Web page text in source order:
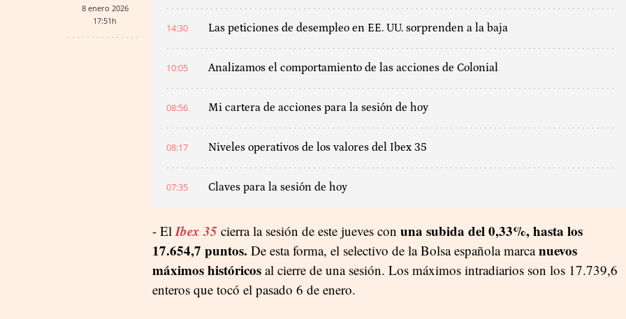
8 enero 2026
17:51h
14:30 Las peticiones de desempleo en EE. UU. sorprenden a la baja
10:05 Analizamos el comportamiento de las acciones de Colonial
08:56 Mi cartera de acciones para la sesión de hoy
08:17 Niveles operativos de los valores del Ibex 35
07:35 Claves para la sesión de hoy
- El Ibex 35 cierra la sesión de este jueves con una subida del 0,33%, hasta los
17.654,7 puntos. De esta forma, el selectivo de la Bolsa española marcanuevos
máximos históricos al cierre de una sesión. Los máximos intradiarios son los 17.739,6
enteros que tocó el pasado 6 de enero.